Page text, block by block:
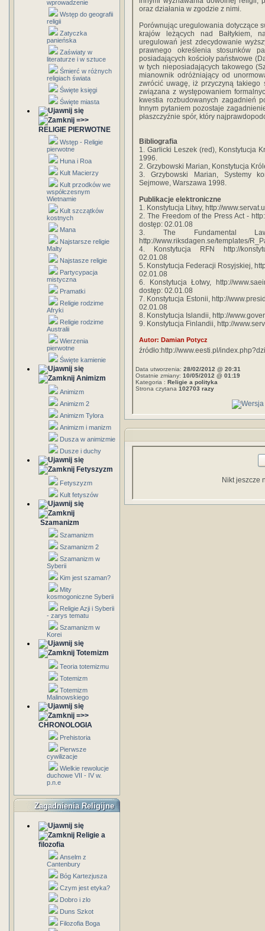
wprowadzenie
Wstęp do geografii
religii
Zatyczka
panieńska
Zaświaty w
literaturze i w sztuce
Śmierć w różnych
religiach świata
Święte księgi
Święte miasta
=>>
RELIGIE PIERWOTNE
Wstęp - Religie
pierwotne
Huna i Roa
Kult Macierzy
Kult przodków we
współczesnym
Wietnamie
Kult szczątków
kostnych
Mana
Najstarsze religie
Malty
Najstasze religie
Partycypacja
mistyczna
Pramatki
Religie rodzime
Afryki
Religie rodzime
Australii
Wierzenia
pierwotne
Święte kamienie
Animizm
Animizm
Animizm 2
Animizm Tylora
Animizm i manizm
Dusza w animizmie
Dusze i duchy
Fetyszyzm
Fetyszyzm
Kult fetyszów
Szamanizm
Szamanizm
Szamanizm 2
Szamanizm w
Syberii
Kim jest szaman?
Mity
kosmogoniczne Syberii
Religie Azji i Syberii
- zarys tematu
Szamanizm w
Korei
Totemizm
Teoria totemizmu
Totemizm
Totemizm
Malinowskiego
=>>
CHRONOLOGIA
Prehistoria
Pierwsze
cywilizacje
Wielkie rewolucje
duchowe VII - IV w.
p.n.e
Zagadnienia Religijne
Religie a
filozofia
Anselm z
Cantenbury
Bóg Kartezjusza
Czym jest etyka?
Dobro i zlo
Duns Szkot
Filozofia Boga
oraz działania w zgodzie z nimi.
Porównując uregulowania dotyczące
krajów leżących nad Bałtykiem,
uregulowań jest zdecydowanie
prawnego określenia stosunków
posiadających kościoły państwowe
w tych nieposiadających takowego
mianownik odróżniający od
zwrócić uwagę, iż przyczyną takiego
związana z występowaniem
kwestia rozbudowanych zagadnień
Innym pytaniem pozostaje
płaszczyźnie spór, który
Bibliografia
1. Garlicki Leszek (red), Konstytucja
1996.
2. Grzybowski Marian, Konstytucja
3. Grzybowski Marian, Systemy
Sejmowe, Warszawa 1998.
Publikacje elektroniczne
1. Konstytucja Litwy, http://
2. The Freedom of the Press Act -
dostęp: 02.01.08
3. The Fundamental
http://www.riksdagen.se/templates/
4. Konstytucja RFN http://
02.01.08
5. Konstytucja Federacji Rosyjskiej,
02.01.08
6. Konstytucja Łotwy, http://
dostęp: 02.01.08
7. Konstytucja Estonii, http://
02.01.08
8. Konstytucja Islandii, http://
9. Konstytucja Finlandii, http://
Autor: Damian Potycz
źródło:http://www.eesti.pl/
Data utworzenia: 28/02/2012 @ 20:31
Ostatnie zmiany: 10/05/2012 @ 01:19
Kategoria : Religie a polityka
Strona czytana 102703 razy
Nikt jeszcze